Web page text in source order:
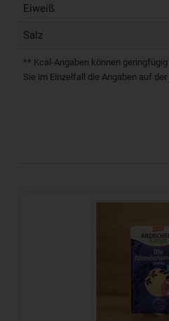
Eiweiß
Salz
** Kcal-Angaben können
Sie im Einzelfall die Angaben auf